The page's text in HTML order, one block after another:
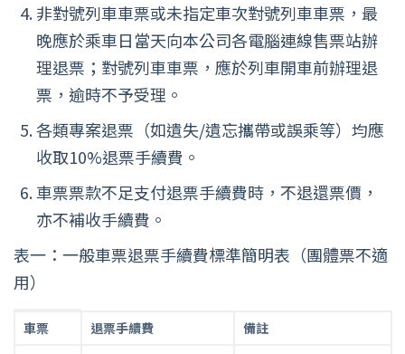
非對號列車車票或未指定車次對號列車車票，最
晚應於乘車日當天向本公司各電腦連線售票站辦
理退票；對號列車車票，應於列車開車前辦理退
票，逾時不予受理。
各類專案退票（如遺失/遺忘攜帶或誤乘等）均應
收取10%退票手續費。
車票票款不足支付退票手續費時，不退還票價，
亦不補收手續費。
表一：一般車票退票手續費標準簡明表（團體票不適
用）
表車票 退票手續費 備註